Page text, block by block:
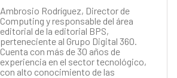
Ambrosio Rodríguez, Director de
Computing y responsable del área
editorial de la editorial BPS,
perteneciente al Grupo Digital 360.
Cuenta con más de 30 años de
experiencia en el sector tecnológico,
con alto conocimiento de las